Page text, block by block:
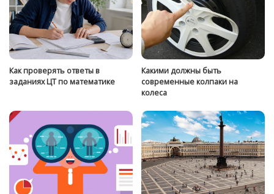
Как проверять ответы в
заданиях ЦТ по математике
Какими должны быть
современные колпаки на
колеса